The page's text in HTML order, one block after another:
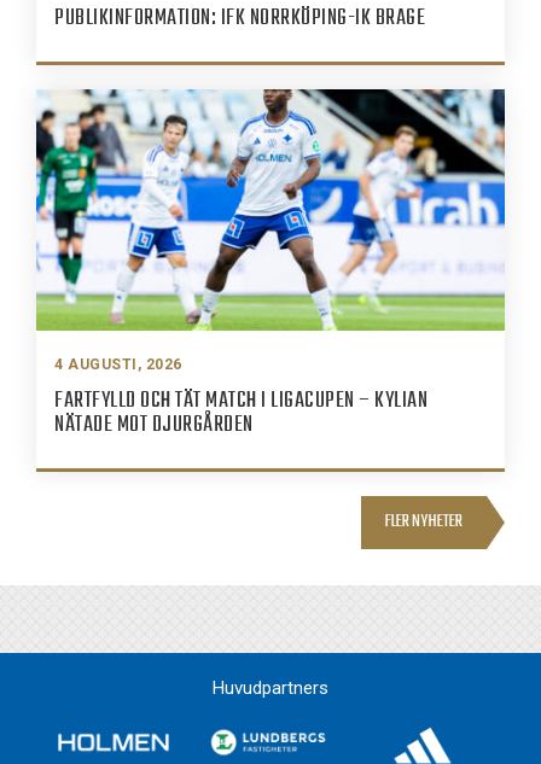
PUBLIKINFORMATION: IFK NORRKÖPING-IK BRAGE
4 AUGUSTI, 2026
FARTFYLLD OCH TÄT MATCH I LIGACUPEN – KYLIAN
NÄTADE MOT DJURGÅRDEN
FLER NYHETER
Huvudpartners